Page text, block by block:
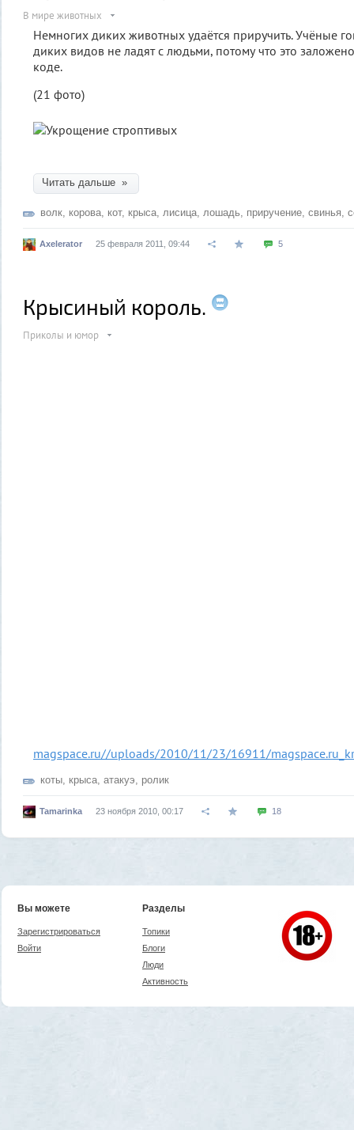
В мире животных
Немногих диких животных удаётся приручить. Учёные
диких видов не ладят с людьми, потому что это
коде.
(21 фото)
Читать дальше »
волк корова кот, крыса лисица лошадь приручение свинья
Axelerator 25 февраля 2011, 09:44 5
Крысиный король.
Приколы и юмор
magspace.ru//uploads/2010/11/23/16911/
коты крыса атакуэ ролик
Tamarinka 23 ноября 2010, 00:17 18
Вы можете
Зарегистрироваться
Войти
Разделы
Топики
Блоги
Люди
Активность